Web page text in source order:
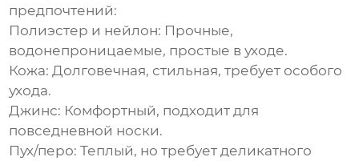
предпочтений:
Полиэстер и нейлон: Прочные,
водонепроницаемые, простые в уходе.
Кожа: Долговечная, стильная, требует особого
ухода.
Джинс: Комфортный, подходит для
повседневной носки.
Пух/перо: Теплый, но требует деликатного